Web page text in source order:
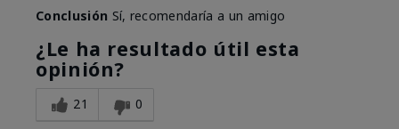
Conclusión Sí, recomendaría a un amigo
¿Le ha resultado útil esta
opinión?
21 0